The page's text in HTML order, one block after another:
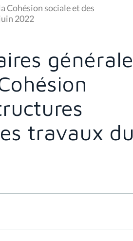
Cohésion sociale et des
2022
travaux du